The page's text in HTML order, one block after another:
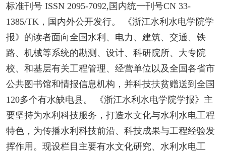
标准刊号 ISSN 2095-7092,国内统一刊号CN 33-
1385/TK，国内外公开发行。 《浙江水利水电学院学
报》的读者面向全国水利、电力、建筑、交通、铁
路、机械等系统的勘测、设计、科研院所、大专院
校、和基层有关工程管理、经营单位以及全国各省市
公共图书馆和情报信息机构，并科技扶贫赠送到全国
120多个有水缺电县。 《浙江水利水电学院学报》主
要坚持为水利科技服务，打造水文化与水利水电工程
特色，为传播水利科技前沿、科技成果与工程经验发
挥作用。现设栏目主要有水文化研究、水利水电工